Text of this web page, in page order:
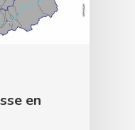
en